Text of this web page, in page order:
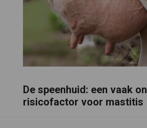
De speenhuid: een vaak
risicofactor voor mastitis